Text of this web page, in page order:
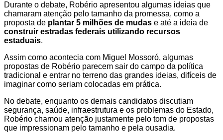
Durante o debate, Robério apresentou algumas ideias que
chamaram atenção pelo tamanho da promessa, como a
proposta de plantar 5 milhões de mudas e até a ideia de
construir estradas federais utilizando recursos
estaduais.
Assim como acontecia com Miguel Mossoró, algumas
propostas de Robério parecem sair do campo da política
tradicional e entrar no terreno das grandes ideias, difíceis de
imaginar como seriam colocadas em prática.
No debate, enquanto os demais candidatos discutiam
segurança, saúde, infraestrutura e os problemas do Estado,
Robério chamou atenção justamente pelo tom de propostas
que impressionam pelo tamanho e pela ousadia.